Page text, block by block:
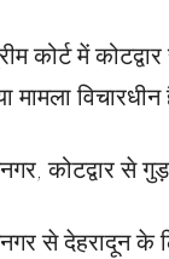
कोर्ट में
मामला विचारधीन
कोटद्वार से
से देहरादून के